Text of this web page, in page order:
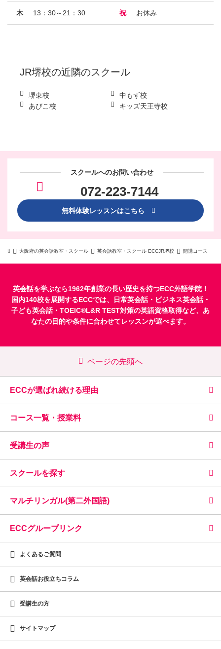
木 13：30～21：30 祝 お休み
JR堺校の近隣のスクール
堺東校
中もず校
あびこ校
キッズ天王寺校
スクールへのお問い合わせ
072-223-7144
無料体験レッスンはこちら
大阪府の英会話教室・スクール 英会話教室・スクール ECCJR堺校 開講コース
英会話を学ぶなら1962年創業の長い歴史を持つECC外語学院！
国内140校を展開するECCでは、
日常英会話・ ビジネス英会話・
子ども英会話・ TOEIC®L&R TEST対策の英語資格取得など、あ
なたの目的や条件に合わせてレッスンが選べます。
ページの先頭へ
ECCが選ばれ続ける理由
コース一覧・授業料
受講生の声
スクールを探す
マルチリンガル(第二外国語)
ECCグループリンク
よくあるご質問
英会話お役立ちコラム
受講生の方
サイトマップ